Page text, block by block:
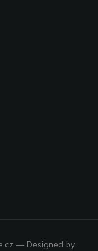
— Designed by